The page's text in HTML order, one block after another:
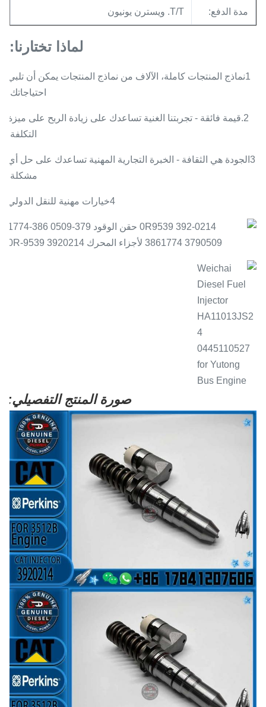
مدة الدفع: T/T. ويسترن يونيون
لماذا تختارنا:
1نماذج المنتجات كاملة، الآلاف من نماذج المنتجات يمكن أن تلبي
احتياجاتك.
2.قيمة فائقة - تجربتنا الغنية تساعدك على زيادة الربح على ميزة
التكلفة.
3الجودة هي الثقافة - الخبرة التجارية المهنية تساعدك على حل أي
مشكلة.
4خيارات مهنية للنقل الدولي
صورة المنتج التفصيلي: